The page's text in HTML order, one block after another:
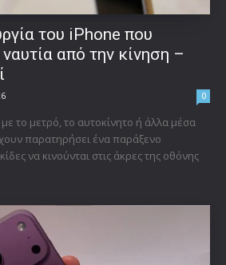
του iPhone που
από την κίνηση –
0
το μετρό, το αυτοκίνητο ή άλλα μέσα
παρατηρήσει ένα παράξενο
να κινούνται στις άκρες της οθόνης